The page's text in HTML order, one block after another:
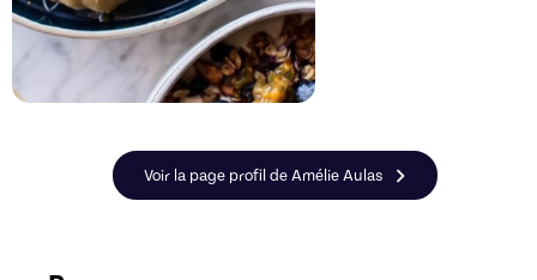
Voir la page profil de Amélie Aulas